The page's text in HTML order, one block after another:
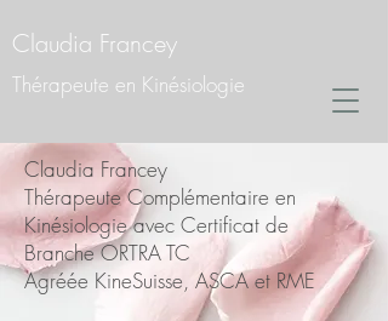
Thérapeute en Kinésiologie
Claudia Francey
Claudia Francey​
Thérapeute Complémentaire en
Kinésiologie avec Certificat de
Branche ORTRA TC
Agréée KineSuisse, ASCA et RME​​​